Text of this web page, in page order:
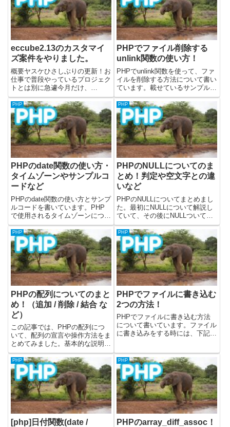
eccube2.13のカスタマイ
ズ案件をやりました。
概要ヤスケひさしぶりの更新！お
仕事で普段やっているプロジェク
トとは別に急遽今月だけ、
eccubeの案件に関わりました。
8、9年前？にやった2系のカスタ
マイズでした。ゴリゴリphpです
ねーいろいろ忘れてたので、勘所
のみをメモ的な感じで残しとき...
PHPでファイル削除する
unlink関数の使い方！
PHPでunlink関数を使って、ファ
イルを削除する方法について書い
ています。載せているサンプルコ
ードについては、PHPのバージ
ョン8.1.8を使って検証していま
す。公式のドキュメントはこちら
になります。unlink関数の使い方
unlink...
PHP
PHPのdate関数の使い方・
タイムゾーンやサンプルコ
ードなど
PHPのdate関数の使い方とサンプ
ルコードを書いています。PHP
で使用されるタイムゾーンについ
ても記載しています。PHPのdate
関数についての公式ドキュメント
は下記になります。date関数につ
いての公式ドキュメントPHPの
date関数と...
PHP
PHPのNULLについてのま
とめ！判定や空文字との違
いなど
PHPのNULLについてまとめまし
た。最初にNULLについて解説し
ていて、その後にNULLついて下
記のことを書いています。・
NULLの判定(比較)について・
NULLと空文字の違い・NULL合体
演算子についてPHPのNULLと
は？PHPのNU...
PHP
PHPの配列についてのまと
め！（追加 / 削除 / 結合 な
ど）
この記事では、PHPの配列につ
いて、配列の宣言や操作方法をま
とめてみました。基本的な説明
は、下記記事で書いていま
す。・ 配列について・ 連想配
列について配列についての公式ド
キュメントはこちらです。PHP
で配列を宣言する方法PHPの配
列を宣言...
PHP
PHPでファイルに書き込む
2つの方法！
PHPでファイルに書き込む方法
について書いています。ファイル
に書き込みをする時には、下記の
む・file_put_contents関数を使う
file_put_contents関数の...
PHP
[php]日付関数(date /
PHP
PHPのarray_diff_assoc！